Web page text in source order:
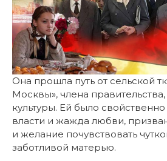
Она прошла путь от сельской
Москвы», члена
культуры. Ей было
власти и жажда любви,
и желание почувствовать
заботливой матерью.